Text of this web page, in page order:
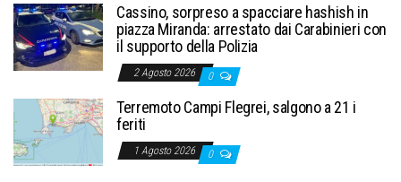
Cassino, sorpreso a spacciare hashish in
piazza Miranda: arrestato dai Carabinieri con
il supporto della Polizia
2 Agosto 2026 0
Terremoto Campi Flegrei, salgono a 21 i
feriti
1 Agosto 2026 0